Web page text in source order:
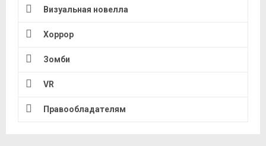
Визуальная новелла
Хоррор
Зомби
VR
Правообладателям